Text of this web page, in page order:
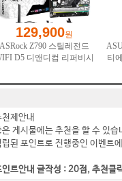
천제안내
은 게시물에는 추천을 할 수 있
립된 포인트로 진행중인 이벤트
인트안내 글작성 : 20점, 추천클